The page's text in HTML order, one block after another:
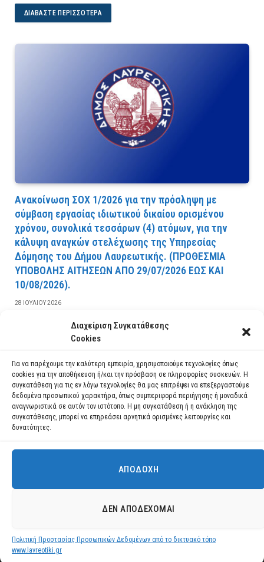
Διαχείριση Συγκατάθεσης
Cookies
Για να παρέχουμε την καλύτερη εμπειρία, χρησιμοποιούμε τεχνολογίες όπως
cookies για την αποθήκευση ή/και την πρόσβαση σε πληροφορίες συσκευών. Η
συγκατάθεση για τις εν λόγω τεχνολογίες θα μας επιτρέψει να επεξεργαστούμε
δεδομένα προσωπικού χαρακτήρα, όπως συμπεριφορά περιήγησης ή μοναδικά
αναγνωριστικά σε αυτόν τον ιστότοπο. Η μη συγκατάθεση ή η ανάκληση της
συγκατάθεσης, μπορεί να επηρεάσει αρνητικά ορισμένες λειτουργίες και
δυνατότητες.
ΑΠΟΔΟΧΉ
ΔΕΝ ΑΠΟΔΈΧΟΜΑΙ
Πολιτική Προστασίας Προσωπικών Δεδομένων από το δικτυακό τόπο
www.lavreotiki.gr
ΔΙΑΒΆΣΤΕ ΠΕΡΙΣΣΌΤΕΡΑ
Ανακοίνωση ΣΟΧ 1/2026 για την πρόσληψη με
σύμβαση εργασίας ιδιωτικού δικαίου ορισμένου
χρόνου, συνολικά τεσσάρων (4) ατόμων, για την
κάλυψη αναγκών στελέχωσης της Υπηρεσίας
Δόμησης του Δήμου Λαυρεωτικής. (ΠPOΘEΣMIA
YΠOBOΛHΣ AITHΣEΩN AΠO 29/07/2026 EΩΣ KAI
10/08/2026).
28 ΙΟΥΛΊΟΥ 2026
ΔΙΑΒΆΣΤΕ ΠΕΡΙΣΣΌΤΕΡΑ
Χρησιμοποιούμε cookies για να σας προσφέρουμε τη βέλτιστη εμπειρία
πλοήγησης στον ιστότοπό μας.
ρυθμίσεις
Αποδοχή